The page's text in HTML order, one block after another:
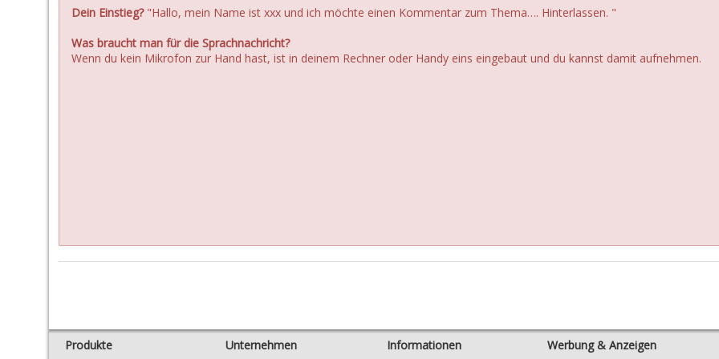
Dein Einstieg?"Hallo, mein Name ist xxx und ich möchte einen Kommentar zum Thema…. Hinterlassen. "
Was braucht man für die Sprachnachricht?
Wenn du kein Mikrofon zur Hand hast, ist in deinem Rechner oder Handy eins eingebaut und du kannst damit aufnehmen.
Produkte
Unternehmen
Informationen
Werbung & Anzeigen